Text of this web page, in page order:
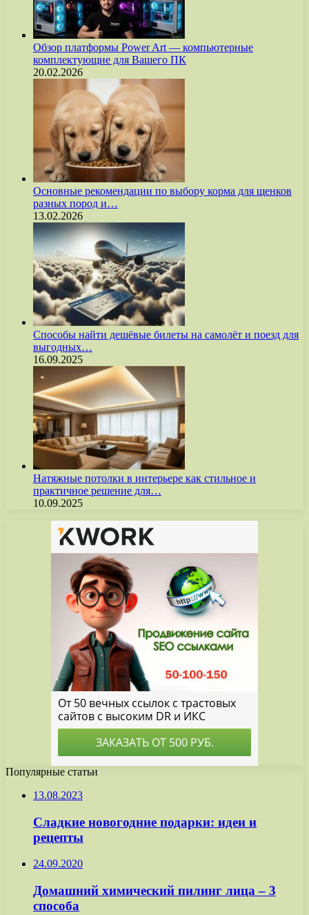
Обзор платформы Power Art — компьютерные
комплектующие для Вашего ПК
20.02.2026
Основные рекомендации по выбору корма для щенков
разных пород и…
13.02.2026
Способы найти дешёвые билеты на самолёт и поезд для
выгодных…
16.09.2025
Натяжные потолки в интерьере как стильное и
практичное решение для…
10.09.2025
Популярные статьи
13.08.2023
Сладкие новогодние подарки: идеи и
рецепты
24.09.2020
Домашний химический пилинг лица – 3
способа